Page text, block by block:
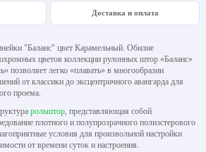
Доставка и оплата
"Баланс" цвет Карамельный. Обилие
цветов коллекции рулонных штор «Баланс»
позволяет легко «плавать» в многообразии
от классики до эксцентричного авангарда для
проема.
рольштор, представляющая собой
плотного и полупрозрачного полиэстерового
условия для произвольной настройки
от времени суток и настроения.